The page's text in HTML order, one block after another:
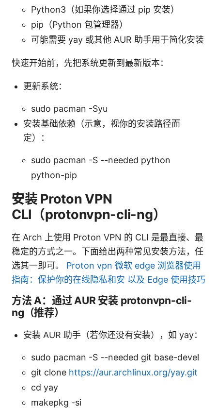
Python3（如果你选择通过 pip 安装）
pip（Python 包管理器）
可能需要 yay 或其他 AUR 助手用于简化安装
快速开始前，先把系统更新到最新版本：
更新系统：
sudo pacman -Syu
安装基础依赖（示意，视你的安装路径而
定）：
sudo pacman -S --needed python
python-pip
安装 Proton VPN
CLI（protonvpn-cli-ng）
在 Arch 上使用 Proton VPN 的 CLI 是最直接、最
稳定的方式之一。下面给出两种常见安装方法，任
选其一即可。 Proton vpn 微软 edge 浏览器使用
指南：保护你的在线隐私和安 以及 Edge 使用技巧
方法 A：通过 AUR 安装 protonvpn-cli-
ng（推荐）
安装 AUR 助手（若你还没有安装），如 yay：
sudo pacman -S --needed git base-devel
git clone https://aur.archlinux.org/yay.git
cd yay
makepkg -si